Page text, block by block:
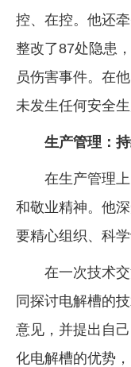
控、在控。他还
整改了87处隐患
员伤害事件。在
未发生任何安全生
生产管理：
在生产管理
和敬业精神。他
要精心组织、科
在一次技术
同探讨电解槽的
意见，并提出自
化电解槽的优势